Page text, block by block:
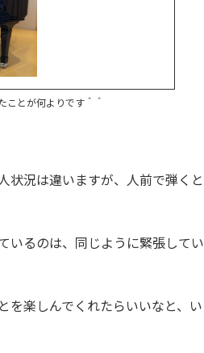
ことが何よりです＾＾
状況は違いますが、人前で弾くと
いるのは、同じように緊張してい
を楽しんでくれたらいいなと、い